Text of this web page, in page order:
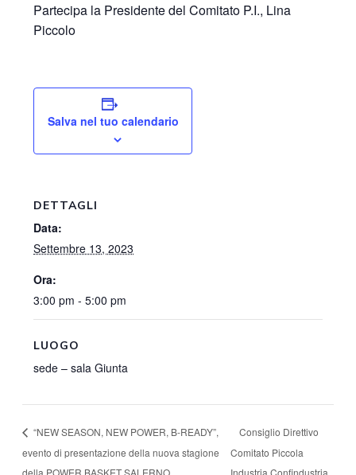
Partecipa la Presidente del Comitato P.I., Lina
Piccolo
Salva nel tuo calendario
DETTAGLI
Data:
Settembre 13, 2023
Ora:
3:00 pm - 5:00 pm
LUOGO
sede – sala Giunta
“NEW SEASON, NEW POWER, B-READY”,
evento di presentazione della nuova stagione
della POWER BASKET SALERNO
Consiglio Direttivo
Comitato Piccola